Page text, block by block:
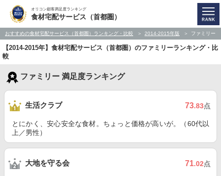
オリコン顧客満足度ランキング
食材宅配サービス（首都圏）
おすすめの食材宅配サービス（首都圏）ランキング・比較 2014-2015年版 ファミリー
【2014-2015年】食材宅配サービス（首都圏）のファミリーランキング・比
較
ファミリー 満足度ランキング
生活クラブ 73.83点
とにかく、安心安全な食材。ちょっと価格が高いが。（60代以
上／男性）
大地を守る会 71.02点